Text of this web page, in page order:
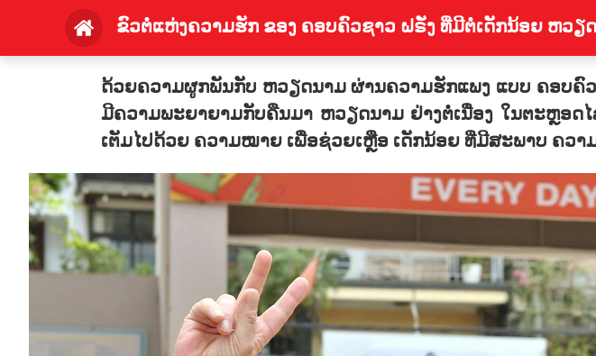
ຂົວຕໍ່ແຫ່ງຄວາມຮັກ ຂອງ ຄອບຄົວຊາວ ຝຣັ່ງ ທີ່ມີຕໍ່ເດັກນ້ອຍ ຫວຽ
ດ້ວຍຄວາມຜູກພັນກັບ ຫວຽດນາມ ຜ່ານຄວາມຮັກແພງ ແບບ ຄອບຄົ
ມີຄວາມພະຍາຍາມກັບຄືນມາ ຫວຽດນາມ ຢ່າງຕໍ່ເນື່ອງ ໃນຕະຫຼອດ
ເຕັມໄປດ້ວຍ ຄວາມໝາຍ ເພື່ອຊ່ວຍເຫຼືອ ເດັກນ້ອຍ ທີ່ມີສະພາບ ຄວາ